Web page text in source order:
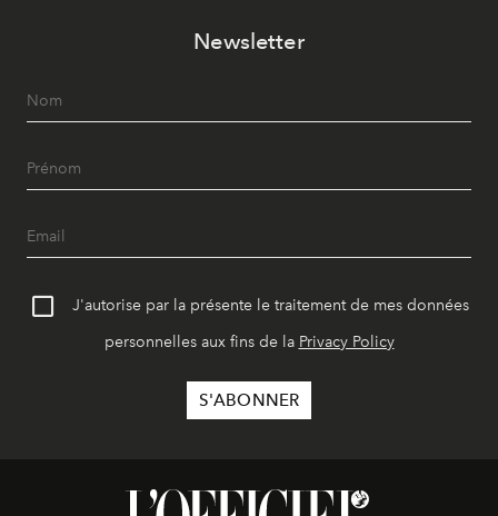
Newsletter
J'autorise par la présente le traitement de mes données
personnelles aux fins de la Privacy Policy